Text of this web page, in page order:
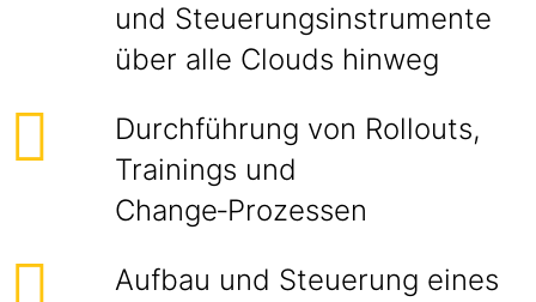
und Steuerungsinstrumente
über alle Clouds hinweg
Durchführung von Rollouts,
Trainings und
Change‑Prozessen
Aufbau und Steuerung eines